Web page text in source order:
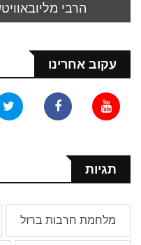
הרבי
עקוב אחרינו
תגיות
מלחמת חרבות ברזל